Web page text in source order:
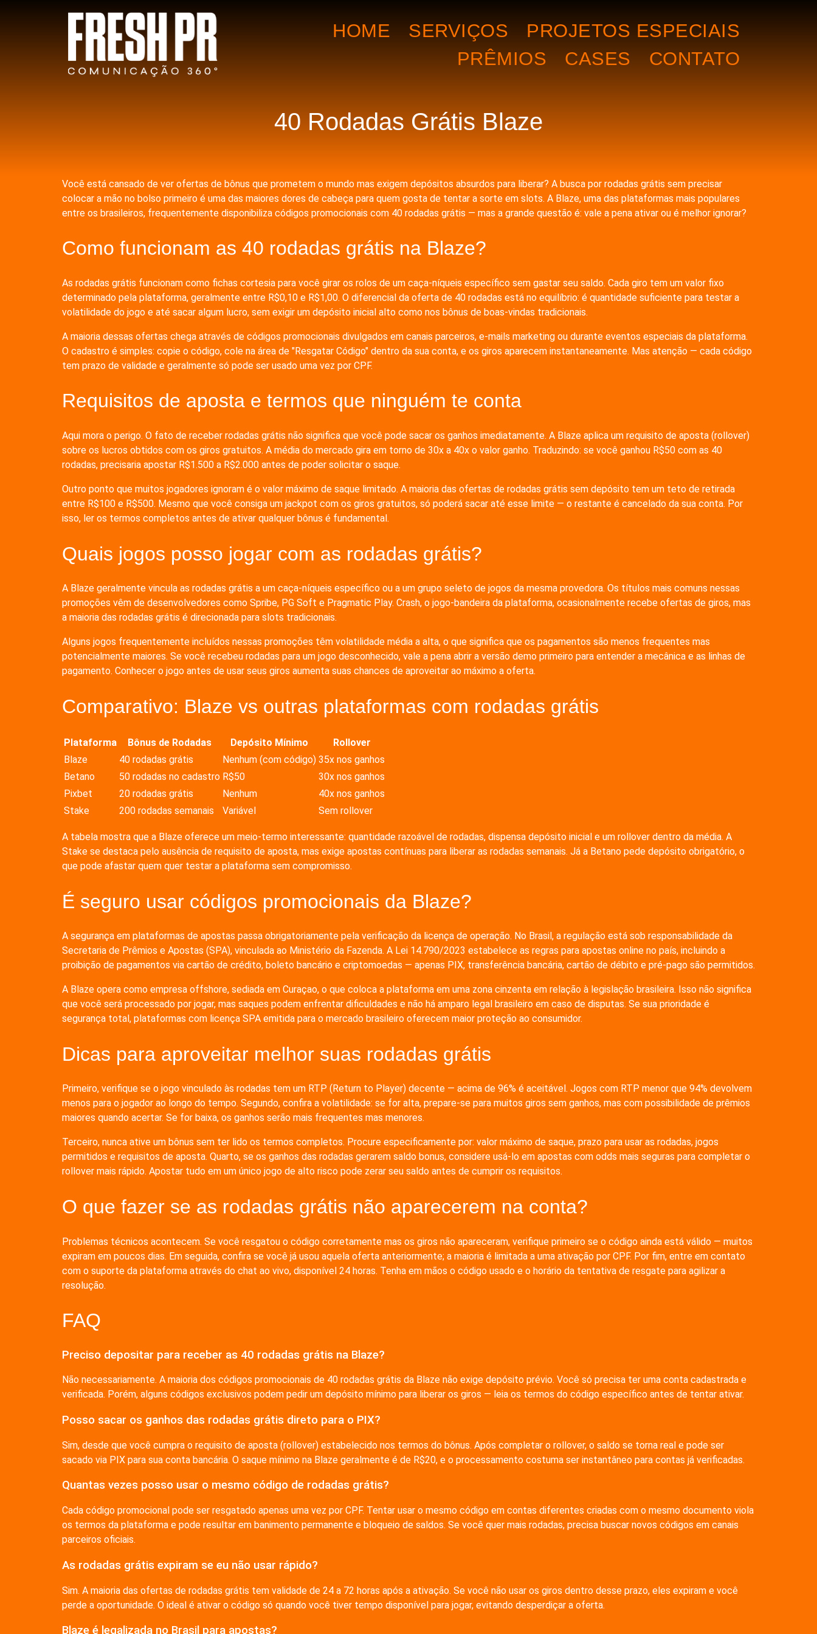
HOME SERVIÇOS
PROJETOS ESPECIAIS
PRÊMIOS
CASES CONTATO
40 Rodadas Grátis Blaze
Você está cansado de ver ofertas de bônus que prometem o mundo mas exigem depósitos absurdos para liberar? A busca por rodadas grátis sem precisar
colocar a mão no bolso primeiro é uma das maiores dores de cabeça para quem gosta de tentar a sorte em slots. A Blaze, uma das plataformas mais populares
entre os brasileiros, frequentemente disponibiliza códigos promocionais com 40 rodadas grátis — mas a grande questão é: vale a pena ativar ou é melhor ignorar?
Como funcionam as 40 rodadas grátis na Blaze?
As rodadas grátis funcionam como fichas cortesia para você girar os rolos de um caça-níqueis específico sem gastar seu saldo. Cada giro tem um valor fixo
determinado pela plataforma, geralmente entre R$0,10 e R$1,00. O diferencial da oferta de 40 rodadas está no equilíbrio: é quantidade suficiente para testar a
volatilidade do jogo e até sacar algum lucro, sem exigir um depósito inicial alto como nos bônus de boas-vindas tradicionais.
A maioria dessas ofertas chega através de códigos promocionais divulgados em canais parceiros, e-mails marketing ou durante eventos especiais da plataforma.
O cadastro é simples: copie o código, cole na área de "Resgatar Código" dentro da sua conta, e os giros aparecem instantaneamente. Mas atenção — cada código
tem prazo de validade e geralmente só pode ser usado uma vez por CPF.
Requisitos de aposta e termos que ninguém te conta
Aqui mora o perigo. O fato de receber rodadas grátis não significa que você pode sacar os ganhos imediatamente. A Blaze aplica um requisito de aposta (rollover)
sobre os lucros obtidos com os giros gratuitos. A média do mercado gira em torno de 30x a 40x o valor ganho. Traduzindo: se você ganhou R$50 com as 40
rodadas, precisaria apostar R$1.500 a R$2.000 antes de poder solicitar o saque.
Outro ponto que muitos jogadores ignoram é o valor máximo de saque limitado. A maioria das ofertas de rodadas grátis sem depósito tem um teto de retirada
entre R$100 e R$500. Mesmo que você consiga um jackpot com os giros gratuitos, só poderá sacar até esse limite — o restante é cancelado da sua conta. Por
isso, ler os termos completos antes de ativar qualquer bônus é fundamental.
Quais jogos posso jogar com as rodadas grátis?
A Blaze geralmente vincula as rodadas grátis a um caça-níqueis específico ou a um grupo seleto de jogos da mesma provedora. Os títulos mais comuns nessas
promoções vêm de desenvolvedores como Spribe, PG Soft e Pragmatic Play. Crash, o jogo-bandeira da plataforma, ocasionalmente recebe ofertas de giros, mas
a maioria das rodadas grátis é direcionada para slots tradicionais.
Alguns jogos frequentemente incluídos nessas promoções têm volatilidade média a alta, o que significa que os pagamentos são menos frequentes mas
potencialmente maiores. Se você recebeu rodadas para um jogo desconhecido, vale a pena abrir a versão demo primeiro para entender a mecânica e as linhas de
pagamento. Conhecer o jogo antes de usar seus giros aumenta suas chances de aproveitar ao máximo a oferta.
Comparativo: Blaze vs outras plataformas com rodadas grátis
Plataforma Bônus de Rodadas Depósito Mínimo
Rollover
Blaze
40 rodadas grátis Nenhum (com código) 35x nos ganhos
Betano
50 rodadas no cadastro R$50
30x nos ganhos
Pixbet
20 rodadas grátis Nenhum
40x nos ganhos
Stake
200 rodadas semanais Variável Sem rollover
A tabela mostra que a Blaze oferece um meio-termo interessante: quantidade razoável de rodadas, dispensa depósito inicial e um rollover dentro da média. A
Stake se destaca pelo ausência de requisito de aposta, mas exige apostas contínuas para liberar as rodadas semanais. Já a Betano pede depósito obrigatório, o
que pode afastar quem quer testar a plataforma sem compromisso.
É seguro usar códigos promocionais da Blaze?
A segurança em plataformas de apostas passa obrigatoriamente pela verificação da licença de operação. No Brasil, a regulação está sob responsabilidade da
Secretaria de Prêmios e Apostas (SPA), vinculada ao Ministério da Fazenda. A Lei 14.790/2023 estabelece as regras para apostas online no país, incluindo a
proibição de pagamentos via cartão de crédito, boleto bancário e criptomoedas — apenas PIX, transferência bancária, cartão de débito e pré-pago são permitidos.
A Blaze opera como empresa offshore, sediada em Curaçao, o que coloca a plataforma em uma zona cinzenta em relação à legislação brasileira. Isso não significa
que você será processado por jogar, mas saques podem enfrentar dificuldades e não há amparo legal brasileiro em caso de disputas. Se sua prioridade é
segurança total, plataformas com licença SPA emitida para o mercado brasileiro oferecem maior proteção ao consumidor.
Dicas para aproveitar melhor suas rodadas grátis
Primeiro, verifique se o jogo vinculado às rodadas tem um RTP (Return to Player) decente — acima de 96% é aceitável. Jogos com RTP menor que 94% devolvem
menos para o jogador ao longo do tempo. Segundo, confira a volatilidade: se for alta, prepare-se para muitos giros sem ganhos, mas com possibilidade de prêmios
maiores quando acertar. Se for baixa, os ganhos serão mais frequentes mas menores.
Terceiro, nunca ative um bônus sem ter lido os termos completos. Procure especificamente por: valor máximo de saque, prazo para usar as rodadas, jogos
permitidos e requisitos de aposta. Quarto, se os ganhos das rodadas gerarem saldo bonus, considere usá-lo em apostas com odds mais seguras para completar o
rollover mais rápido. Apostar tudo em um único jogo de alto risco pode zerar seu saldo antes de cumprir os requisitos.
O que fazer se as rodadas grátis não aparecerem na conta?
Problemas técnicos acontecem. Se você resgatou o código corretamente mas os giros não apareceram, verifique primeiro se o código ainda está válido — muitos
expiram em poucos dias. Em seguida, confira se você já usou aquela oferta anteriormente; a maioria é limitada a uma ativação por CPF. Por fim, entre em contato
com o suporte da plataforma através do chat ao vivo, disponível 24 horas. Tenha em mãos o código usado e o horário da tentativa de resgate para agilizar a
resolução.
FAQ
Preciso depositar para receber as 40 rodadas grátis na Blaze?
Não necessariamente. A maioria dos códigos promocionais de 40 rodadas grátis da Blaze não exige depósito prévio. Você só precisa ter uma conta cadastrada e
verificada. Porém, alguns códigos exclusivos podem pedir um depósito mínimo para liberar os giros — leia os termos do código específico antes de tentar ativar.
Posso sacar os ganhos das rodadas grátis direto para o PIX?
Sim, desde que você cumpra o requisito de aposta (rollover) estabelecido nos termos do bônus. Após completar o rollover, o saldo se torna real e pode ser
sacado via PIX para sua conta bancária. O saque mínimo na Blaze geralmente é de R$20, e o processamento costuma ser instantâneo para contas já verificadas.
Quantas vezes posso usar o mesmo código de rodadas grátis?
Cada código promocional pode ser resgatado apenas uma vez por CPF. Tentar usar o mesmo código em contas diferentes criadas com o mesmo documento viola
os termos da plataforma e pode resultar em banimento permanente e bloqueio de saldos. Se você quer mais rodadas, precisa buscar novos códigos em canais
parceiros oficiais.
As rodadas grátis expiram se eu não usar rápido?
Sim. A maioria das ofertas de rodadas grátis tem validade de 24 a 72 horas após a ativação. Se você não usar os giros dentro desse prazo, eles expiram e você
perde a oportunidade. O ideal é ativar o código só quando você tiver tempo disponível para jogar, evitando desperdiçar a oferta.
Blaze é legalizada no Brasil para apostas?